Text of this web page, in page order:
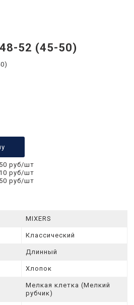
52 (45-50)
руб/шт
руб/шт
руб/шт
MIXERS
Классический
Длинный
Xлопок
Мелкая клетка (Мелкий
рубчик)